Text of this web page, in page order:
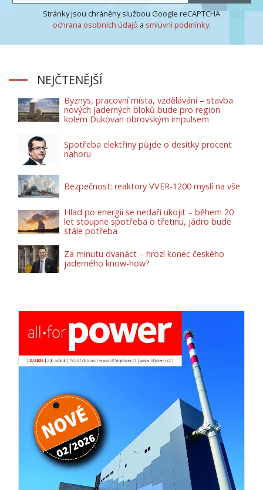
Stránky jsou chráněny službou Google reCAPTCHA
ochrana osobních údajů a smluvní podmínky.
NEJČTENĚJŠÍ
Byznys, pracovní místa, vzdělávání – stavba
nových jaderných bloků bude pro region
kolem Dukovan obrovským impulsem
Spotřeba elektřiny půjde o desítky procent
nahoru
Bezpečnost: reaktory VVER-1200 myslí na vše
Hlad po energii se nedaří ukojit – během 20
let stoupne spotřeba o třetinu, jádro bude
stále potřeba
Za minutu dvanáct – hrozí konec českého
jaderného know-how?